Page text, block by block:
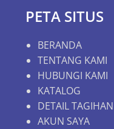
PETA SITUS
BERANDA
TENTANG KAMI
HUBUNGI KAMI
KATALOG
DETAIL TAGIHAN
AKUN SAYA